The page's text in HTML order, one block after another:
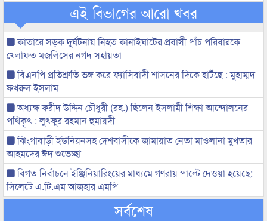
এই বিভাগের আরো খবর
কাতারে সড়ক দুর্ঘটনায় নিহত কানাইঘাটের প্রবাসী পাঁচ পরিবারকে
খেলাফত মজলিসের নগদ সহায়তা
বিএনপি প্রতিশ্রুতি ভঙ্গ করে ফ্যাসিবাদী শাসনের দিকে হাটঁছে : মুহাম্মদ
ফখরুল ইসলাম
অধ্যক্ষ ফরীদ উদ্দিন চৌধুরী (রহ.) ছিলেন ইসলামী শিক্ষা আন্দোলনের
পথিকৃৎ : লুৎফুর রহমান হুমায়দী
ঝিংগাবাড়ী ইউনিয়নসহ দেশবাসীকে জামায়াত নেতা মাওলানা মুখতার
আহমদের ঈদ শুভেচ্ছা
বিগত নির্বাচনে ইঞ্জিনিয়ারিংয়ের মাধ্যমে গণরায় পাল্টে দেওয়া হয়েছে:
সিলেটে এ.টি.এম আজহার এমপি
সর্বশেষ